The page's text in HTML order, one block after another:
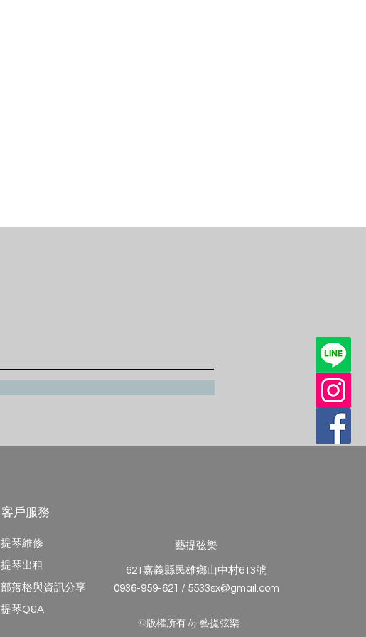
客戶服務
提琴維修
提琴出租
​部落格與資訊分享
提琴Q&A
藝提弦樂
621嘉義縣民雄鄉山中村613號
0936-959-621 / 5533sx@gmail.com
©版權所有 by 藝提弦樂